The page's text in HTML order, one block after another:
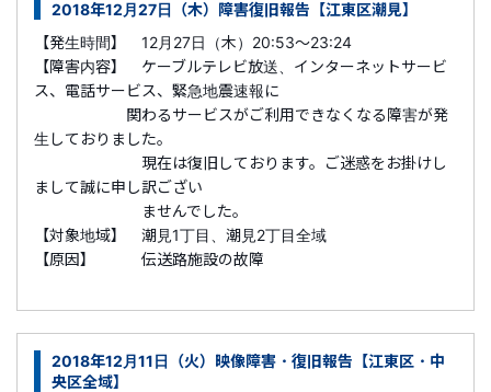
2018年12月27日（木）障害復旧報告【江東区潮見】
【発生時間】 12月27日（木）20:53～23:24
【障害内容】 ケーブルテレビ放送、インターネットサービ
ス、電話サービス、緊急地震速報に
関わるサービスがご利用できなくなる障害が発
生しておりました。
現在は復旧しております。ご迷惑をお掛けし
まして誠に申し訳ござい
ませんでした。
【対象地域】 潮見1丁目、潮見2丁目全域
【原因】 伝送路施設の故障
2018年12月11日（火）映像障害・復旧報告【江東区・中
央区全域】